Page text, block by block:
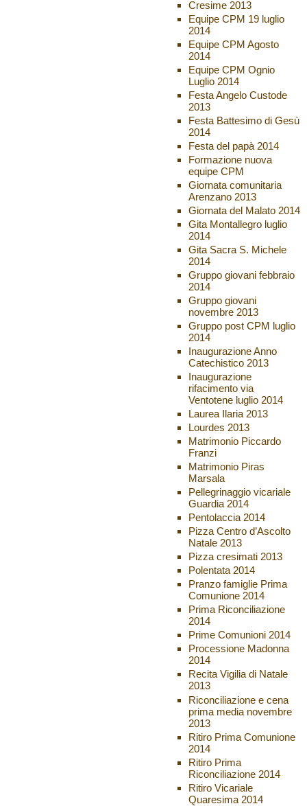
Cresime 2013
Equipe CPM 19 luglio
2014
Equipe CPM Agosto
2014
Equipe CPM Ognio
Luglio 2014
Festa Angelo Custode
2013
Festa Battesimo di Gesù
2014
Festa del papà 2014
Formazione nuova
equipe CPM
Giornata comunitaria
Arenzano 2013
Giornata del Malato 2014
Gita Montallegro luglio
2014
Gita Sacra S. Michele
2014
Gruppo giovani febbraio
2014
Gruppo giovani
novembre 2013
Gruppo post CPM luglio
2014
Inaugurazione Anno
Catechistico 2013
Inaugurazione
rifacimento via
Ventotene luglio 2014
Laurea Ilaria 2013
Lourdes 2013
Matrimonio Piccardo
Franzi
Matrimonio Piras
Marsala
Pellegrinaggio vicariale
Guardia 2014
Pentolaccia 2014
Pizza Centro d’Ascolto
Natale 2013
Pizza cresimati 2013
Polentata 2014
Pranzo famiglie Prima
Comunione 2014
Prima Riconciliazione
2014
Prime Comunioni 2014
Processione Madonna
2014
Recita Vigilia di Natale
2013
Riconciliazione e cena
prima media novembre
2013
Ritiro Prima Comunione
2014
Ritiro Prima
Riconciliazione 2014
Ritiro Vicariale
Quaresima 2014